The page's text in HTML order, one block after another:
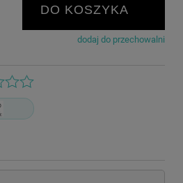
DO KOSZYKA
dodaj do przechowalni